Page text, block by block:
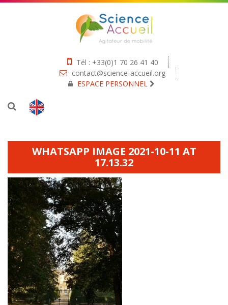
Tél : +33(0)1 70 26 41 40
contact@science-accueil.org
ESPACE PERSONNEL
WHATSAPP IMAGE 2021-10-11 AT
17.13.32